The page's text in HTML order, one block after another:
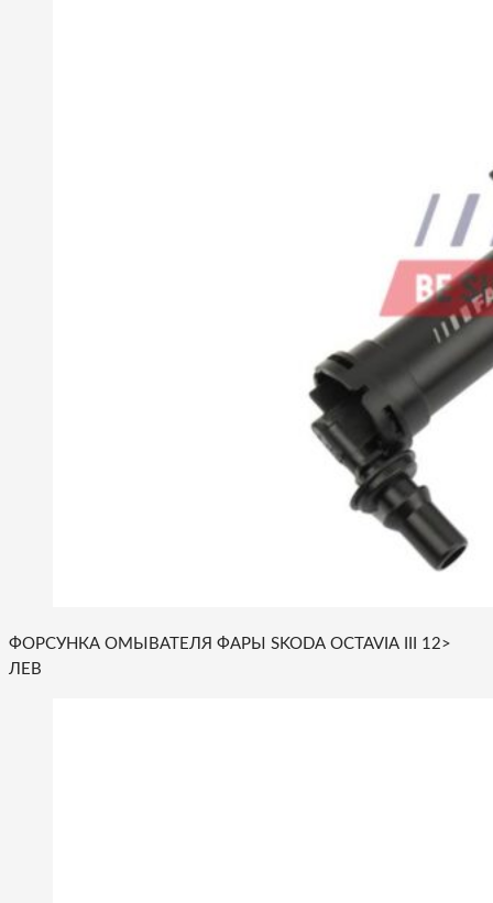
ФОРСУНКА ОМЫВАТЕЛЯ ФАРЫ SKODA OCTAVIA III 12>
ЛЕВ